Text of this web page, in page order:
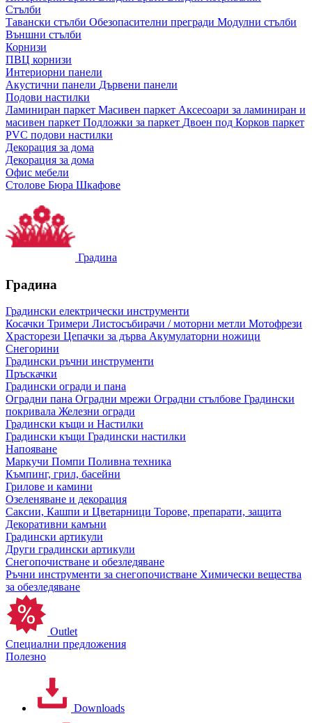
Стълби
Тавански стълби Обезопасителни прегради Модулни стълби
Външни стълби
Корнизи
ПВЦ корнизи
Интериорни панели
Акустични панели Дървени панели
Подови настилки
Ламиниран паркет Масивен паркет Аксесоари за ламиниран и
масивен паркет Подложки за паркет Двоен под Корков паркет
PVC подови настилки
Декорация за дома
Декорация за дома
Офис мебели
Столове Бюра Шкафове
Градина
Градина
Градински електрически инструменти
Косачки Тримери Листосъбирачи / моторни метли Мотофрези
Храсторези Цепачки за дърва Акумулаторни ножици
Снегорини
Градински ръчни инструменти
Пръскачки
Градински огради и пана
Оградни пана Оградни мрежи Оградни стълбове Градински
покривала Железни огради
Градински къщи и Настилки
Градински къщи Градински настилки
Напояване
Маркучи Помпи Поливна техника
Къмпинг, грил, басейни
Грилове и камини
Озеленяване и декорация
Саксии, Кашпи и Цветарници Торове, препарати, защита
Декоративни камъни
Градински артикули
Други градински артикули
Снегопочистване и обезледяване
Ръчни инструменти за снегопочистване Химически вещества
за обезледяване
Outlet
Специални предложения
Полезно
Downloads